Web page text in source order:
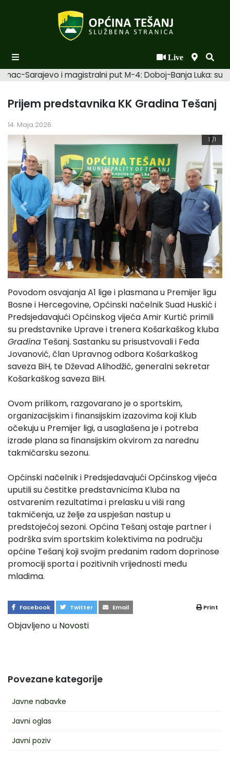
Live
Podaci o Općini
Biznis
Općinski načelnik
Općinsko vijeće
Uprava
Sarajevo i magistralni put M-4: Doboj-Banja Luka:
Povezane kategorije
Javne nabavke
Javni oglas
Javni poziv
Prijem predstavnika KK Gradina Tešanj
14. Maja 2026.
1 /1
Povodom osvajanja A1 lige i plasmana u Premijer ligu
Bosne i Hercegovine, Općinski načelnik Suad Huskić i
Predsjedavajući Općinskog vijeća Amir Kurtić primili
su predstavnike Uprave i trenera Košarkaškog kluba
Gradina Tešanj. Sastanku su prisustvovali i Feđa
Jovanović, član Upravnog odbora Košarkaškog
saveza BiH, te Dževad Alihodžić, generalni sekretar
Košarkaškog saveza BiH.
Ovom prilikom, razgovarano je o sportskim,
organizacijskim i finansijskim izazovima koji Klub
očekuju u Premijer ligi, a usaglašena je i potreba
izrade plana sa finansijskim okvirom za narednu
takmičarsku sezonu.
Općinski načelnik i Predsjedavajući Općinskog vijeća
uputili su čestitke predstavnicima Kluba na
ostvarenim rezultatima i prelasku u viši rang
takmičenja, uz želje za uspješan nastup u
predstojećoj sezoni. Općina Tešanj ostaje partner i
podrška svim sportskim kolektivima na području
općine Tešanj koji svojim predanim radom doprinose
promociji sporta i pozitivnih vrijednosti među
mladima.
Facebook Twitter Email Print
Objavljeno u Novosti